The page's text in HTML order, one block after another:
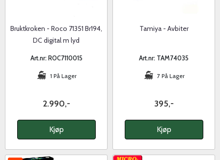
Bruktkroken - Roco 71351 Br194,
DC digital m lyd
Art.nr: ROC7110015
1 På Lager
2.990,-
Kjøp
Tamiya - Avbiter
Art.nr: TAM74035
7 På Lager
395,-
Kjøp